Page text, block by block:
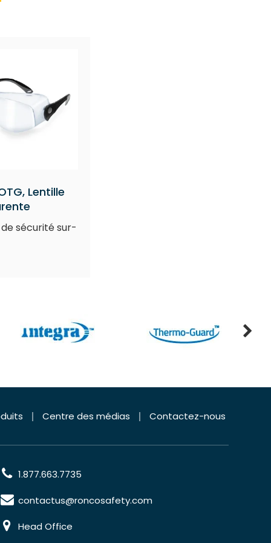
Lentille
sécurité sur-
Centre des médias Contactez-nous
1.877.663.7735
contactus@roncosafety.com
Head Office